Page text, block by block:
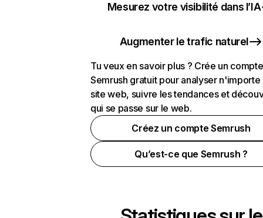
Mesurez votre visibilité dans l’IA
Augmenter le trafic naturel
Tu veux en savoir plus ? Crée un compte
Semrush gratuit pour analyser n'importe
site web, suivre les tendances et
qui se passe sur le web.
Créez un compte Semrush
Qu’est-ce que Semrush ?